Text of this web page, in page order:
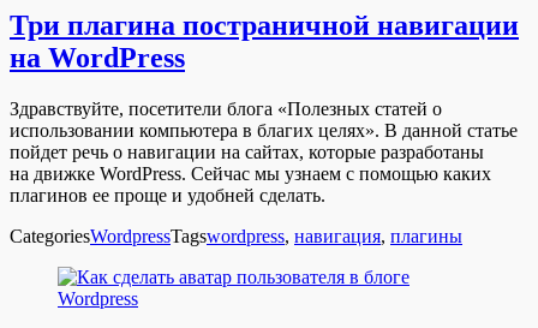
Три плагина постраничной навигации
на WordPress
Здравствуйте, посетители блога «Полезных статей о
использовании компьютера в благих целях». В данной статье
пойдет речь о навигации на сайтах, которые разработаны
на движке WordPress. Сейчас мы узнаем с помощью каких
плагинов ее проще и удобней сделать.
CategoriesWordpressTagswordpress, навигация, плагины